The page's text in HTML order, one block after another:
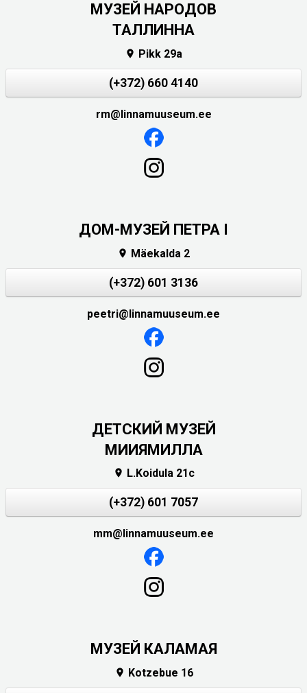
MУЗЕЙ НАРОДОВ
ТАЛЛИННА
 Pikk 29a
(+372) 660 4140
rm@linnamuuseum.ee
ДОМ-МУЗЕЙ ПЕТРА I
 Mäekalda 2
(+372) 601 3136
peetri@linnamuuseum.ee
ДЕТСКИЙ МУЗЕЙ
МИИЯМИЛЛА
 L.Koidula 21c
(+372) 601 7057
mm@linnamuuseum.ee
МУЗЕЙ КАЛАМАЯ
 Kotzebue 16